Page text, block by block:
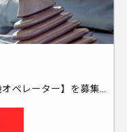
苫小牧市周辺の土木工事を担う【重機オペレーター】を募集中！ 具体的には… ◇現場には社用車で向かいます └送迎・または社用車の貸し出しあり └通勤には燃料カードを支給する為、全額負担します ◇苫小牧市周辺の現場がメインです └出張もあります(本人の希望も考慮します) └週末に帰宅できる場所がメインです(北海道外も一部あり) ★資格取得もサポートします！